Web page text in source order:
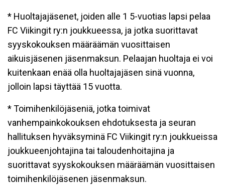
* Huoltajajäsenet, joiden alle 1 5-vuotias lapsi pelaa
FC Viikingit ry:n joukkueessa, ja jotka suorittavat
syyskokouksen määräämän vuosittaisen
aikuisjäsenen jäsenmaksun. Pelaajan huoltaja ei voi
kuitenkaan enää olla huoltajajäsen sinä vuonna,
jolloin lapsi täyttää 15 vuotta.
* Toimihenkilöjäseniä, jotka toimivat
vanhempainkokouksen ehdotuksesta ja seuran
hallituksen hyväksyminä FC Viikingit ry:n joukkueissa
joukkueenjohtajina tai taloudenhoitajina ja
suorittavat syyskokouksen määräämän vuosittaisen
toimihenkilöjäsenen jäsenmaksun.